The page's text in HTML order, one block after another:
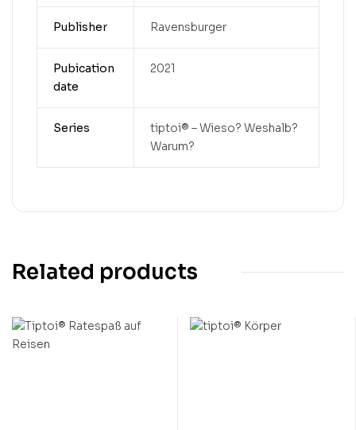
Publisher Ravensburger
Pubication
date
2021
Series
tiptoi® – Wieso? Weshalb?
Warum?
Related products